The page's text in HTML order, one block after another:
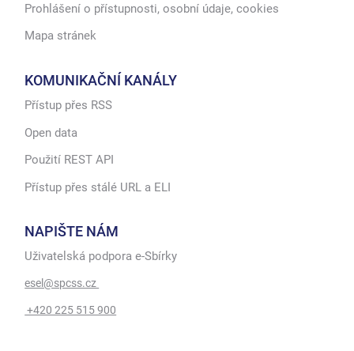
Prohlášení o přístupnosti, osobní údaje, cookies
Mapa stránek
KOMUNIKAČNÍ KANÁLY
Přístup přes RSS
Open data
Použití REST API
Přístup přes stálé URL a ELI
NAPIŠTE NÁM
Uživatelská podpora e-Sbírky
esel@spcss.cz
+420 225 515 900